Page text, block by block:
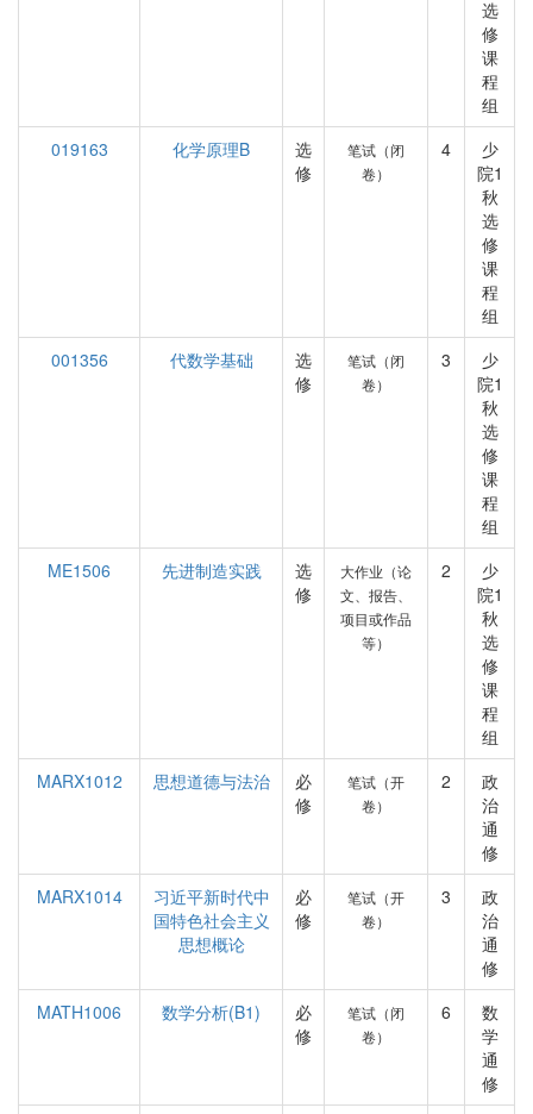
选
修
课
程
组
019163
化学原理B
选
修
笔试（闭
卷）
4
少
院1
秋
选
修
课
程
组
001356
代数学基础
选
修
笔试（闭
卷）
3
少
院1
秋
选
修
课
程
组
ME1506
先进制造实践
选
修
大作业（论
文、报告、
项目或作品
等）
2
少
院1
秋
选
修
课
程
组
MARX1012
思想道德与法治
必
修
笔试（开
卷）
2
政
治
通
修
MARX1014
习近平新时代中
国特色社会主义
思想概论
必
修
笔试（开
卷）
3
政
治
通
修
MATH1006
数学分析(B1)
必
修
笔试（闭
卷）
6
数
学
通
修